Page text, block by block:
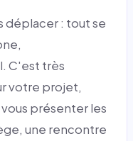
déplacer : tout se
C'est très
votre projet,
présenter les
une rencontre